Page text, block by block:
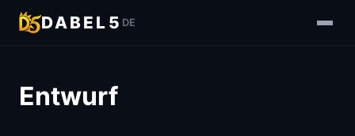
DABEL5 DE
Entwurf